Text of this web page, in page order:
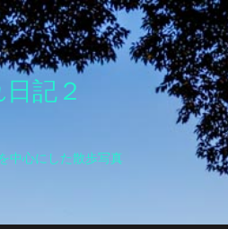
記２
中心にした散歩写真